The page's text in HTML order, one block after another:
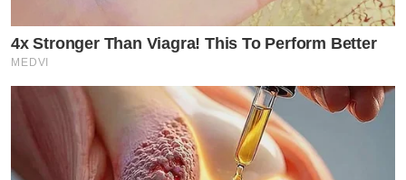
4x Stronger Than Viagra! This To Perform Better
MEDVI